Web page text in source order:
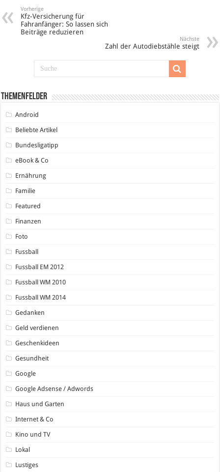
Vorherige
Kfz-Versicherung für
Fahranfänger: So lassen sich
Beiträge reduzieren
Nächste
Zahl der Autodiebstähle steigt
Themenfelder
Android
Beliebte Artikel
Bundesligatipp
eBook & Co
Ernährung
Familie
Featured
Finanzen
Foto
Fussball
Fussball EM 2012
Fussball WM 2010
Fussball WM 2014
Gedanken
Geld verdienen
Geschenkideen
Gesundheit
Google
Google Adsense / Adwords
Haus und Garten
Internet & Co
Kino und TV
Lokal
Lustiges